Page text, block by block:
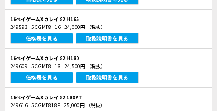
16ベイゲームX カレイ 82 H165
249593 5CGMT8H16 24,000円 （税抜）
価格表を見る 取扱説明書を見る
16ベイゲームX カレイ 82 H180
249609 5CGMT8H18 24,500円 （税抜）
価格表を見る 取扱説明書を見る
16ベイゲームX カレイ 82 180PT
249616 5CGMT818P 25,000円 （税抜）